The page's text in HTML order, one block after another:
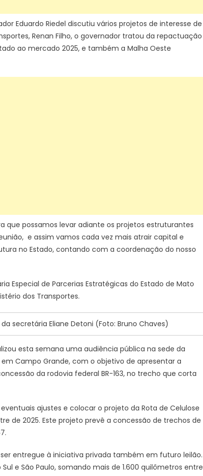
EstadoEduardo Riedel discutiu vários projetos de interesse de
Renan Filho, o governador tratou da repactuação
ao mercado 2025, e também a Malha Oeste
que possamos levar adiante os projetos estruturantes
e assim vamos cada vez mais atrair capital e
no Estado, contando com a coordenação do nosso
Especial de Parcerias Estratégicas do Estado de Mato
dos Transportes.
secretária Eliane Detoni (Foto: Bruno Chaves)
esta semana uma audiência pública na sede da
Campo Grande, com o objetivo de apresentar a
da rodovia federal BR-163, no trecho que corta
ajustes e colocar o projeto da Rota de Celulose
de 2025. Este projeto prevê a concessão de trechos de
entregue à iniciativa privada também em futuro leilão.
e São Paulo, somando mais de 1.600 quilômetros entre